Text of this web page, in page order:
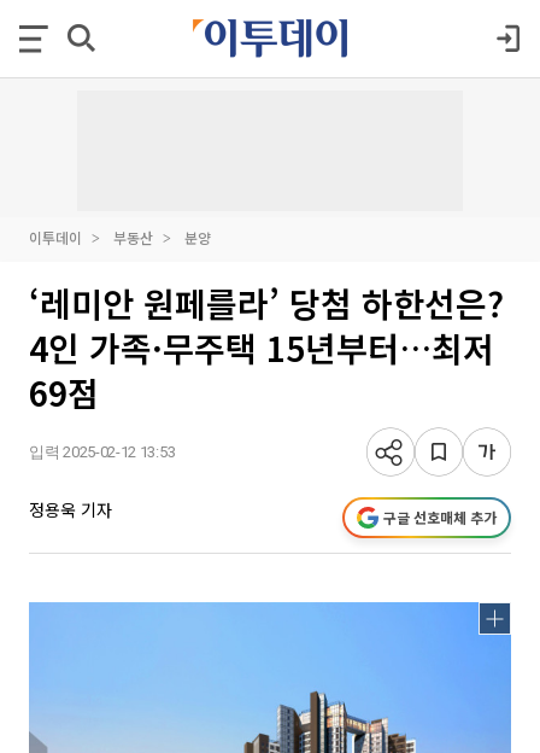
이투데이 부동산 분양
‘레미안 원페를라’ 당첨 하한선은?
4인 가족·무주택 15년부터…최저
69점
입력 2025-02-12 13:53
정용욱 기자 구글 선호매체 추가